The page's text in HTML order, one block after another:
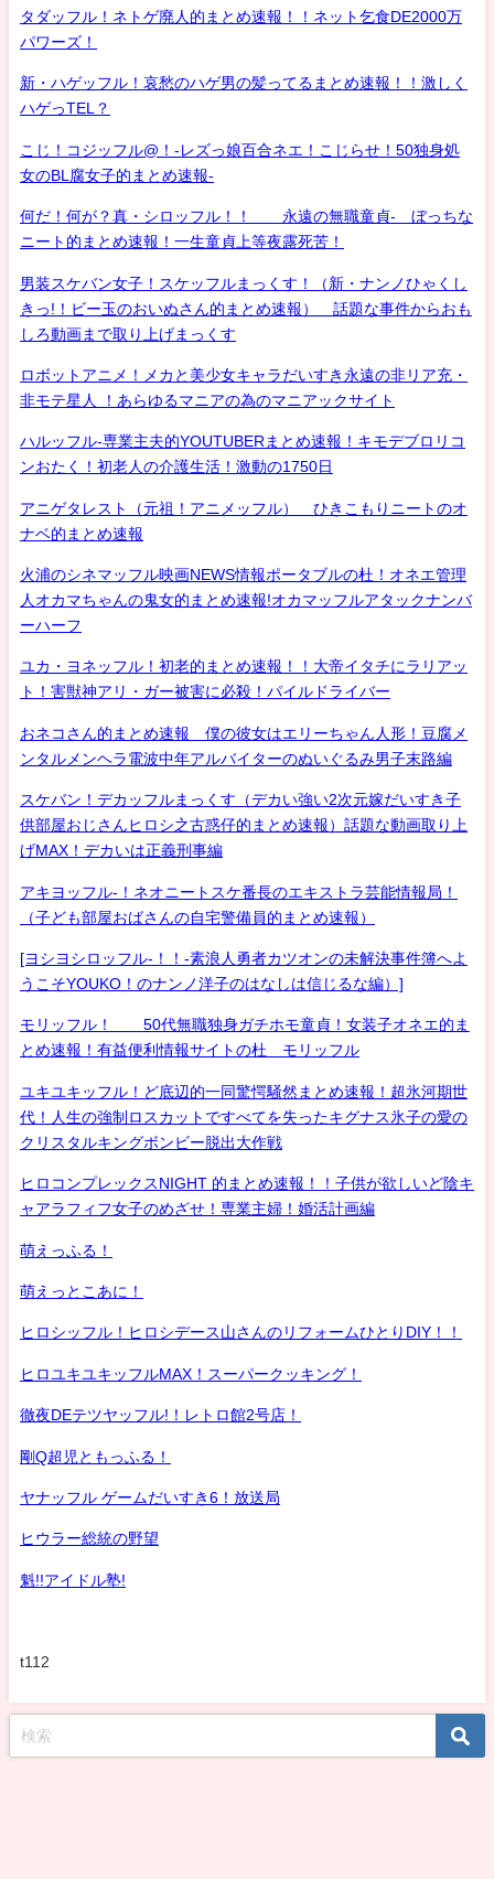
タダッフル！ネトゲ廃人的まとめ速報！！ネット乞食DE2000万
パワーズ！
新・ハゲッフル！哀愁のハゲ男の髪ってるまとめ速報！！激しく
ハゲっTEL？
こじ！コジッフル@！-レズっ娘百合ネエ！こじらせ！50独身処
女のBL腐女子的まとめ速報-
何だ！何が？真・シロッフル！！ 永遠の無職童貞- ぼっちな
ニート的まとめ速報！一生童貞上等夜露死苦！
男装スケバン女子！スケッフルまっくす！（新・ナンノひゃくし
きっ!！ビー玉のおいぬさん的まとめ速報） 話題な事件からおも
しろ動画まで取り上げまっくす
ロボットアニメ！メカと美少女キャラだいすき永遠の非リア充・
非モテ星人 ！あらゆるマニアの為のマニアックサイト
ハルッフル-専業主夫的YOUTUBERまとめ速報！キモデブロリコ
ンおたく！初老人の介護生活！激動の1750日
アニゲタレスト（元祖！アニメッフル） ひきこもりニートのオ
ナベ的まとめ速報
火浦のシネマッフル映画NEWS情報ポータブルの杜！オネエ管理
人オカマちゃんの鬼女的まとめ速報!オカマッフルアタックナンバ
ーハーフ
ユカ・ヨネッフル！初老的まとめ速報！！大帝イタチにラリアッ
ト！害獣神アリ・ガー被害に必殺！パイルドライバー
おネコさん的まとめ速報 僕の彼女はエリーちゃん人形！豆腐メ
ンタルメンヘラ電波中年アルバイターのぬいぐるみ男子末路編
スケバン！デカッフルまっくす（デカい強い2次元嫁だいすき子
供部屋おじさんヒロシ之古惑仔的まとめ速報）話題な動画取り上
げMAX！デカいは正義刑事編
アキヨッフル-！ネオニートスケ番長のエキストラ芸能情報局！
（子ども部屋おばさんの自宅警備員的まとめ速報）
[ヨシヨシロッフル-！！-素浪人勇者カツオンの未解決事件簿へよ
うこそYOUKO！のナンノ洋子のはなしは信じるな編）]
モリッフル！ 50代無職独身ガチホモ童貞！女装子オネエ的ま
とめ速報！有益便利情報サイトの杜 モリッフル
ユキユキッフル！ど底辺的一同驚愕騒然まとめ速報！超氷河期世
代！人生の強制ロスカットですべてを失ったキグナス氷子の愛の
クリスタルキングボンビー脱出大作戦
ヒロコンプレックスNIGHT 的まとめ速報！！子供が欲しいど陰キ
ャアラフィフ女子のめざせ！専業主婦！婚活計画編
萌えっふる！
萌えっとこあに！
ヒロシッフル！ヒロシデース山さんのリフォームひとりDIY！！
ヒロユキユキッフルMAX！スーパークッキング！
徹夜DEテツヤッフル!！レトロ館2号店！
剛Q超児ともっふる！
ヤナッフル ゲームだいすき6！放送局
ヒウラー総統の野望
魁!!アイドル塾!
t112